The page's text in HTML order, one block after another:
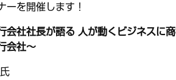
ーを開催します！
会社社長が語る 人が動くビジネスに
会社～